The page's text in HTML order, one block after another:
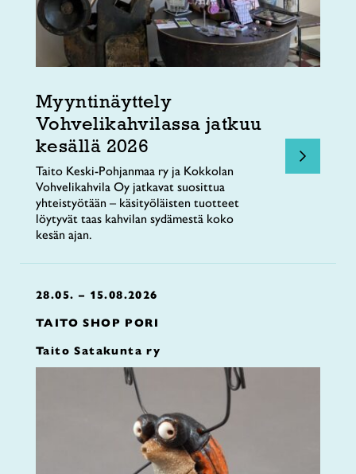
Myyntinäyttely
Vohvelikahvilassa jatkuu
kesällä 2026
Taito Keski-Pohjanmaa ry ja Kokkolan
Vohvelikahvila Oy jatkavat suosittua
yhteistyötään – käsityöläisten tuotteet
löytyvät taas kahvilan sydämestä koko
kesän ajan.
28.05. – 15.08.2026
TAITO SHOP PORI
Taito Satakunta ry